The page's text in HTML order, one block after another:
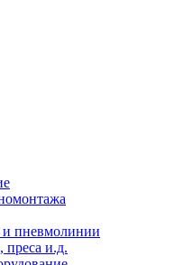
и пневмолинии
преса и.д.